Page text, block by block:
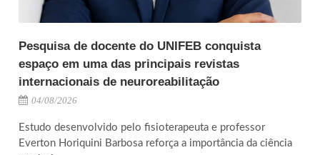
Pesquisa de docente do UNIFEB conquista
espaço em uma das principais revistas
internacionais de neuroreabilitação
04/08/2026
Estudo desenvolvido pelo fisioterapeuta e professor
Everton Horiquini Barbosa reforça a importância da ciência